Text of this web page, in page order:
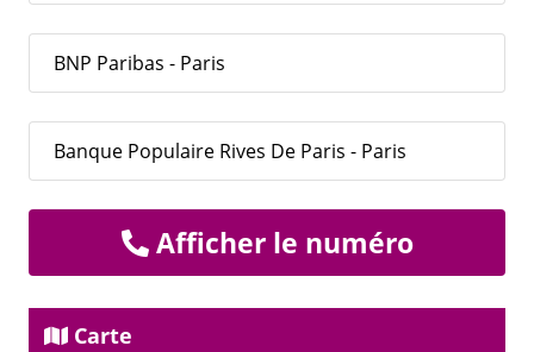
BNP Paribas - Paris
Banque Populaire Rives De Paris - Paris
Afficher le numéro
Carte